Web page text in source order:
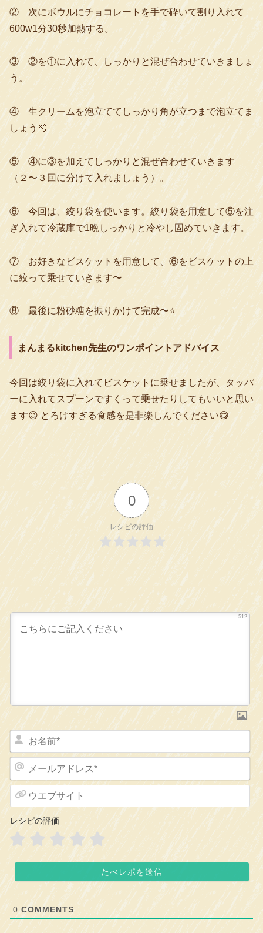
② 次にボウルにチョコレートを手で砕いて割り入れて
600w1分30秒加熱する。
③ ②を①に入れて、しっかりと混ぜ合わせていきましょ
う。
④ 生クリームを泡立ててしっかり角が立つまで泡立てま
しょう🫧
⑤ ④に③を加えてしっかりと混ぜ合わせていきます
（２〜３回に分けて入れましょう）。
⑥ 今回は、絞り袋を使います。絞り袋を用意して⑤を注
ぎ入れて冷蔵庫で1晩しっかりと冷やし固めていきます。
⑦ お好きなビスケットを用意して、⑥をビスケットの上
に絞って乗せていきます〜
⑧ 最後に粉砂糖を振りかけて完成〜⭐️
まんまるkitchen先生のワンポイントアドバイス
今回は絞り袋に入れてビスケットに乗せましたが、タッパ
ーに入れてスプーンですくって乗せたりしてもいいと思い
ます😉 とろけすぎる食感を是非楽しんでください😋
0
レシピの評価
512
前
レシピの評価
0 COMMENTS